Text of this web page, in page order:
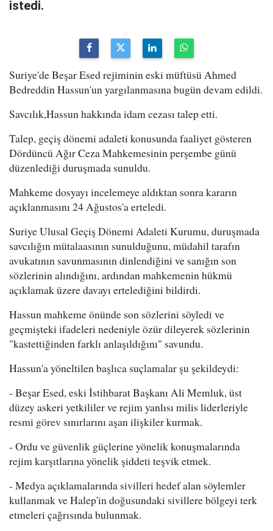
istedi.
Suriye'de Beşar Esed rejiminin eski müftüsü Ahmed
Bedreddin Hassun'un yargılanmasına bugün devam edildi.
Savcılık,Hassun hakkında idam cezası talep etti.
Talep, geçiş dönemi adaleti konusunda faaliyet gösteren
Dördüncü Ağır Ceza Mahkemesinin perşembe günü
düzenlediği duruşmada sunuldu.
Mahkeme dosyayı incelemeye aldıktan sonra kararın
açıklanmasını 24 Ağustos'a erteledi.
Suriye Ulusal Geçiş Dönemi Adaleti Kurumu, duruşmada
savcılığın mütalaasının sunulduğunu, müdahil tarafın
avukatının savunmasının dinlendiğini ve sanığın son
sözlerinin alındığını, ardından mahkemenin hükmü
açıklamak üzere davayı ertelediğini bildirdi.
Hassun mahkeme önünde son sözlerini söyledi ve
geçmişteki ifadeleri nedeniyle özür dileyerek sözlerinin
"kastettiğinden farklı anlaşıldığını" savundu.
Hassun'a yöneltilen başlıca suçlamalar şu şekildeydi:
- Beşar Esed, eski İstihbarat Başkanı Ali Memluk, üst
düzey askeri yetkililer ve rejim yanlısı milis liderleriyle
resmi görev sınırlarını aşan ilişkiler kurmak.
- Ordu ve güvenlik güçlerine yönelik konuşmalarında
rejim karşıtlarına yönelik şiddeti teşvik etmek.
- Medya açıklamalarında sivilleri hedef alan söylemler
kullanmak ve Halep'in doğusundaki sivillere bölgeyi terk
etmeleri çağrısında bulunmak.